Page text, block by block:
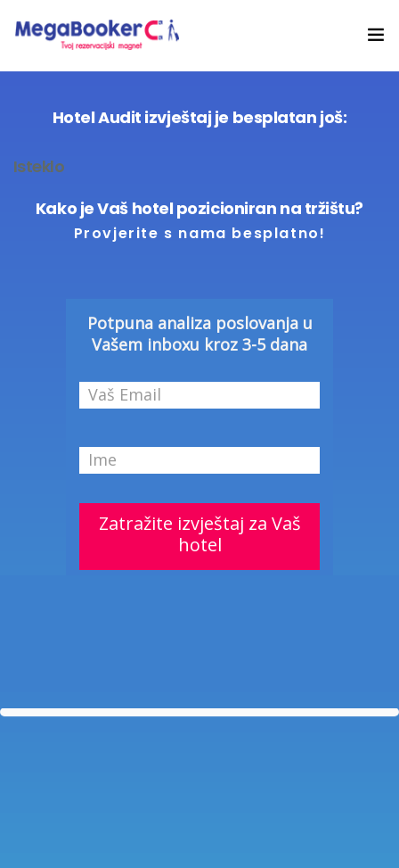
Rješenja
Tehnologija Za
Cijene
Započni Danas
Hotel Audit izvještaj je besplatan još:
Isteklo
Kako je Vaš hotel pozicioniran na tržištu?
Provjerite s nama besplatno!
Potpuna analiza poslovanja u
Vašem inboxu kroz 3-5 dana
Zatražite izvještaj za Vaš
hotel